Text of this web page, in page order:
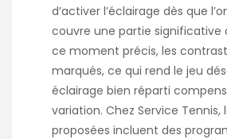
d’activer l’éclairage dès que
couvre une partie significative
ce moment précis, les
marqués, ce qui rend le jeu
éclairage bien réparti
variation. Chez Service Tennis,
proposées incluent des